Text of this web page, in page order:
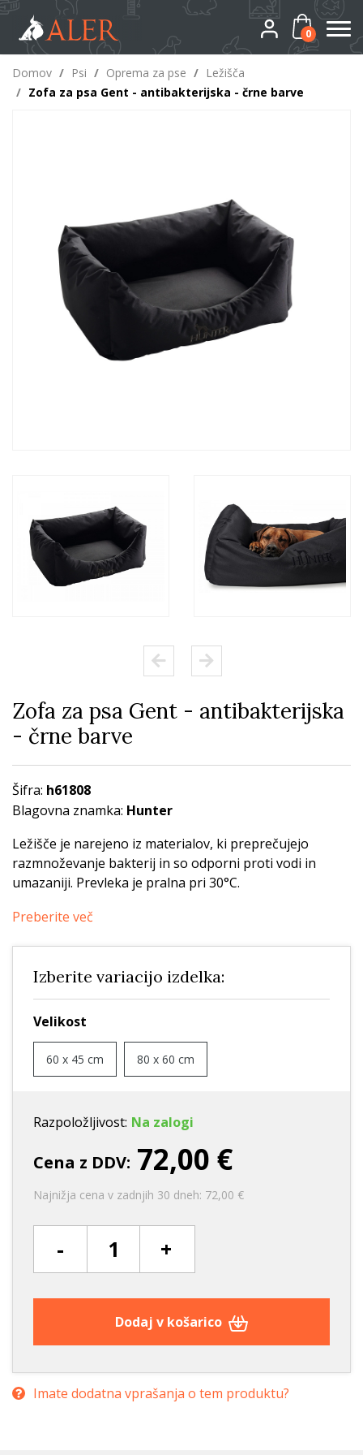
0
Domov / Psi / Oprema za pse / Ležišča
/ Zofa za psa Gent - antibakterijska - črne barve
Zofa za psa Gent - antibakterijska
- črne barve
Šifra: h61808
Blagovna znamka: Hunter
Ležišče je narejeno iz materialov, ki preprečujejo
razmnoževanje bakterij in so odporni proti vodi in
umazaniji. Prevleka je pralna pri 30°C.
Preberite več
Izberite variacijo izdelka:
Velikost
60 x 45 cm 80 x 60 cm
Razpoložljivost: Na zalogi
Cena z DDV: 72,00 €
Najnižja cena v zadnjih 30 dneh: 72,00 €
- +
Dodaj v košarico
Imate dodatna vprašanja o tem produktu?